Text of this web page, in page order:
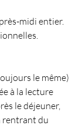
midi entier.
le même)
à la lecture
le déjeuner,
rentrant du